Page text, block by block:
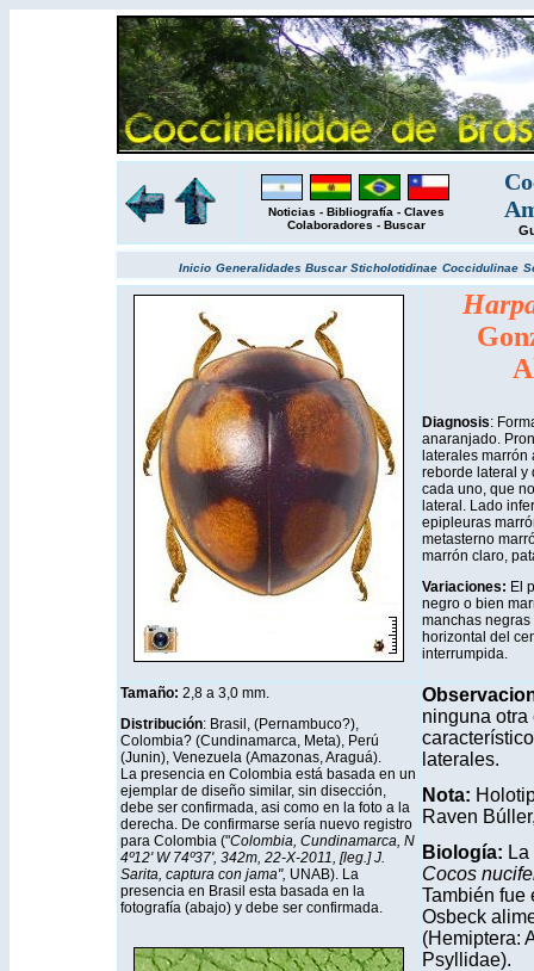
Noticias - Bibliografía - Claves
Colaboradores - Buscar
Inicio Generalidades BuscarSticholotidinae Coccidulinae
Diagnosis:
anaranjado.
laterales
reborde lateral y
cada uno, que
lateral. Lado
epipleuras
metasterno
marrón claro,
Variaciones: El
negro o bien
manchas
horizontal del
interrumpida.
Tamaño: 2,8 a 3,0 mm.
Distribución: Brasil, (Pernambuco?),
Colombia? (Cundinamarca, Meta), Perú
(Junin), Venezuela (Amazonas, Araguá).
La presencia en Colombia está basada en un
ejemplar de diseño similar, sin disección,
debe ser confirmada, asi como en la foto a la
derecha. De confirmarse sería nuevo registro
para Colombia ("Colombia, Cundinamarca, N
4º12' W 74º37', 342m, 22-X-2011, [leg.] J.
Sarita, captura con jama", UNAB). La
presencia en Brasil esta basada en la
fotografía (abajo) y debe ser confirmada.
ninguna
laterales.
Nota:
Raven
Biología:
Cocos
También fue
Osbeck
(Hemiptera:
Psyllidae).